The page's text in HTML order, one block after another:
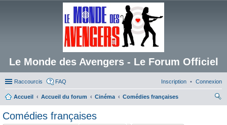
Le Monde des Avengers - Le Forum Officiel
Raccourcis FAQ Connexion
Inscription
Accueil Accueil du forum Cinéma
Comédies françaises
Comédies françaises